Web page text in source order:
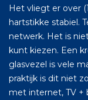
Het vliegt er over
hartstikke stabiel.
netwerk. Het is
kunt kiezen. Een
glasvezel is vele
praktijk is dit niet
met internet, TV +